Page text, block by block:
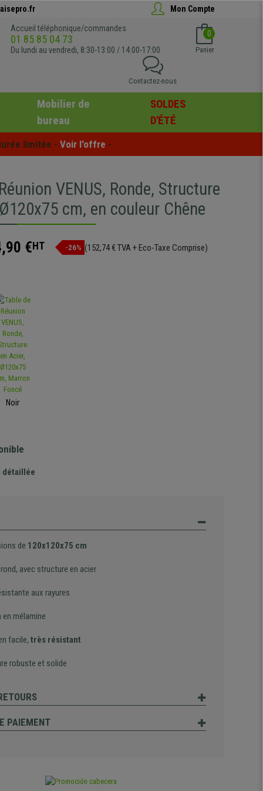
Mon Compte
Accueil téléphonique/commandes
01 85 85 04 73
Du lundi au vendredi, 8:30-13:00 / 14:00-17:00
0
Panier
Contactez-nous
Mobilier de
bureau
SOLDES
D'ÉTÉ
limitée - Voir l'offre -
VENUS, Ronde, Structure
cm, en couleur Chêne
€HT -26% (152,74 € TVA + Eco-Taxe Comprise)
Noir
détaillée
de 120x120x75 cm
avec structure en acier
aux rayures
en mélamine
facile,très résistant
robuste et solide
PAIEMENT